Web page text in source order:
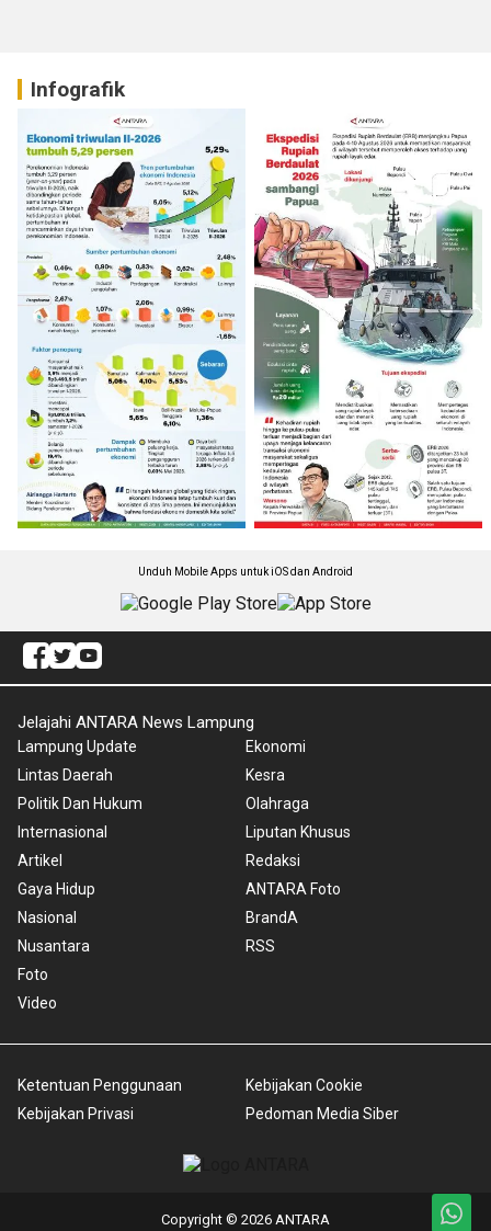
Infografik
Unduh Mobile Apps untuk iOS dan Android
Jelajahi ANTARA News Lampung
Lampung Update
Lintas Daerah
Politik Dan Hukum
Internasional
Artikel
Gaya Hidup
Nasional
Nusantara
Foto
Video
Ekonomi
Kesra
Olahraga
Liputan Khusus
Redaksi
ANTARA Foto
BrandA
RSS
Ketentuan Penggunaan
Kebijakan Privasi
Kebijakan Cookie
Pedoman Media Siber
Copyright © 2026 ANTARA